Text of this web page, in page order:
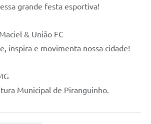
grande festa esportiva!
& União FC
inspira e movimenta nossa cidade!
Municipal de Piranguinho.